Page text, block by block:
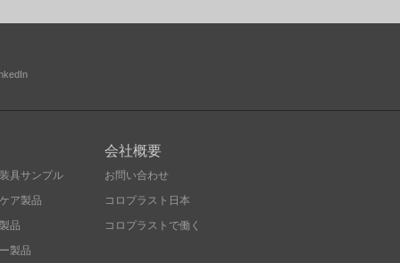
具サンプル
ア製品
品
製品
会社概要
お問い合わせ
コロプラスト日本
コロプラストで働く